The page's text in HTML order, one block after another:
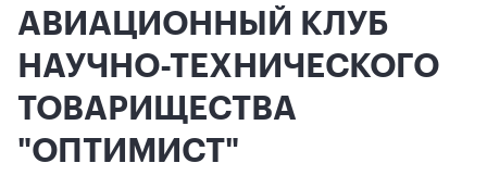
АВИАЦИОННЫЙ КЛУБ
НАУЧНО-ТЕХНИЧЕСКОГО
ТОВАРИЩЕСТВА
"ОПТИМИСТ"